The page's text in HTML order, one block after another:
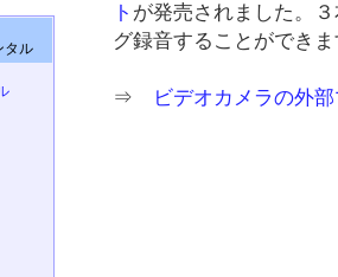
ト が発売されました。
グ録音することができ
⇒ ビデオカメラの外
タル